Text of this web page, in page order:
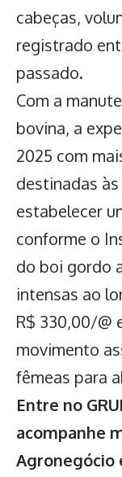
cabeças,
registrado
passado.
Com a
bovina, a
2025 com
destinadas
estabelecer
conforme o
do boi gordo
intensas ao
R$ 330,00/@
movimento
fêmeas para
Entre no
acompanhe
Agronegócio